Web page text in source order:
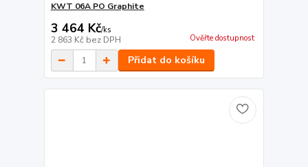
KWT 06A PO Graphite
3 464 Kč/ks
2 863 Kč bez DPH Ověřte dostupnost
Přidat do košíku